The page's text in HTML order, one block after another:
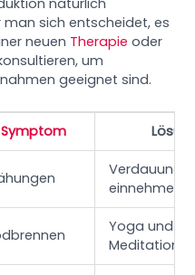
natürlich
man sich entscheidet, es
neuen Therapie oder
um
geeignet sind.
Symptom
einnehmen
Yoga und
Meditation